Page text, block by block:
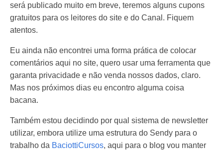
será publicado muito em breve, teremos alguns cupons
gratuitos para os leitores do site e do Canal. Fiquem
atentos.
Eu ainda não encontrei uma forma prática de colocar
comentários aqui no site, quero usar uma ferramenta que
garanta privacidade e não venda nossos dados, claro.
Mas nos próximos dias eu encontro alguma coisa
bacana.
Também estou decidindo por qual sistema de newsletter
utilizar, embora utilize uma estrutura do Sendy para o
trabalho da BaciottiCursos, aqui para o blog vou manter